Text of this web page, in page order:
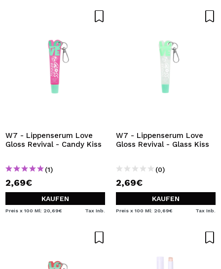
W7 - Lippenserum Love
Gloss Revival - Candy Kiss
(1)
2,69€
KAUFEN
Preis x 100 Ml: 20,69€ Tax Inb.
W7 - Lippenserum Love
Gloss Revival - Glass Kiss
(0)
2,69€
KAUFEN
Preis x 100 Ml: 20,69€ Tax Inb.